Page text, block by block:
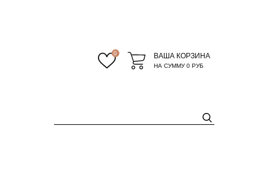
0 ВАША КОРЗИНА
НА СУММУ0 РУБ